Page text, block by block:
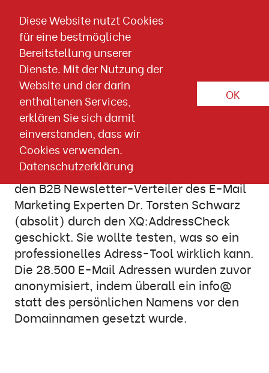
Diese Website nutzt Cookies
für eine bestmögliche
Bereitstellung unserer
Dienste. Mit der Nutzung der
Website und der darin
enthaltenen Services,
erklären Sie sich damit
einverstanden, dass wir
Cookies verwenden.
Datenschutzerklärung
OK
Artikel-Detailseite
10. SEPTEMBER 2020
E-Mail AdressCheck im Test: 6
Vorteile
Yvonne Perdelwitz von der E-Mail &
Online Marketing Agentur postina.net hat
den B2B Newsletter-Verteiler des E-Mail
Marketing Experten Dr. Torsten Schwarz
(absolit) durch den XQ:AddressCheck
geschickt. Sie wollte testen, was so ein
professionelles Adress-Tool wirklich kann.
Die 28.500 E-Mail Adressen wurden zuvor
anonymisiert, indem überall ein info@
statt des persönlichen Namens vor den
Domainnamen gesetzt wurde.